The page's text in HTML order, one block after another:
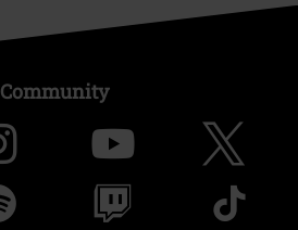
Community